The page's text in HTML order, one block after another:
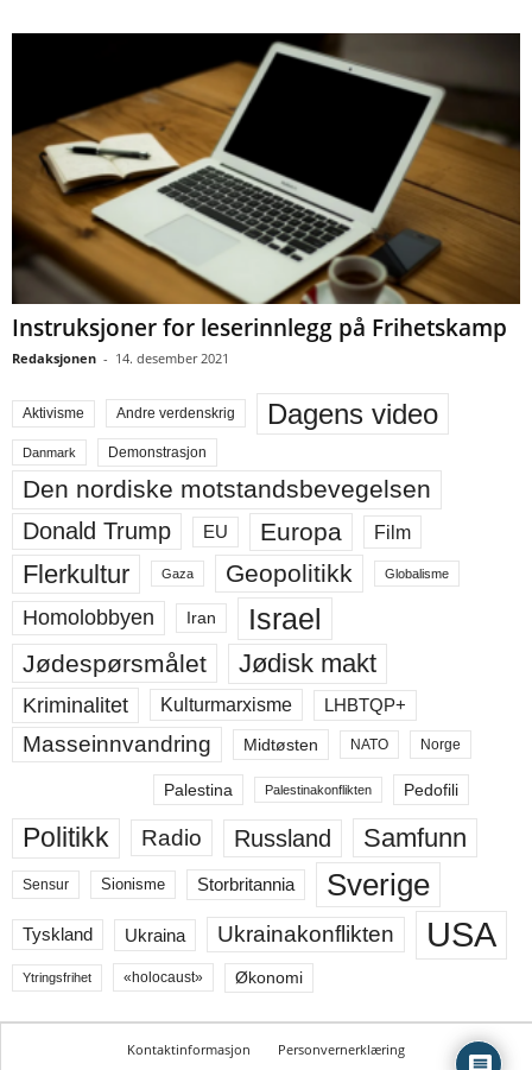
Instruksjoner for leserinnlegg på Frihetskamp
Redaksjonen - 14. desember 2021
Aktivisme Andre verdenskrig Dagens video
Danmark Demonstrasjon
Den nordiske motstandsbevegelsen
Donald Trump EU Europa Film
Flerkultur Gaza Geopolitikk Globalisme
Homolobbyen Iran Israel
Jødespørsmålet Jødisk makt
Kriminalitet Kulturmarxisme LHBTQP+
Masseinnvandring Midtøsten NATO Norge
Palestina Palestinakonflikten Pedofili
Politikk Radio Russland Samfunn
Sensur Sionisme Storbritannia Sverige
Tyskland Ukraina Ukrainakonflikten USA
Ytringsfrihet «holocaust» Økonomi
Kontaktinformasjon Personvernerklæring